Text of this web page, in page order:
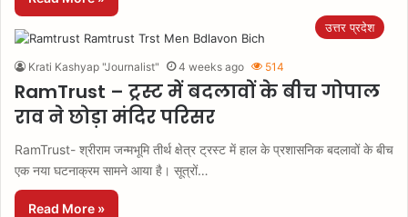
उत्तर प्रदेश
Krati Kashyap "Journalist" 4 weeks ago 514
RamTrust – ट्रस्ट में बदलावों के बीच गोपाल
राव ने छोड़ा मंदिर परिसर
RamTrust- श्रीराम जन्मभूमि तीर्थ क्षेत्र ट्रस्ट में हाल के प्रशासनिक बदलावों के बीच
एक नया घटनाक्रम सामने आया है। सूत्रों…
Read More »